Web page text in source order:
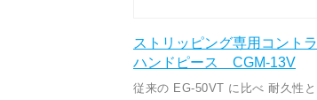
ストリッピング専用コントラ
ハンドピース CGM-13V
従来の EG-50VT に比べ 耐久性と